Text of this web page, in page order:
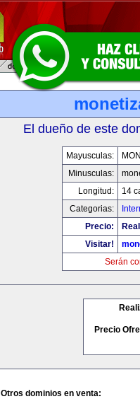
El dueño de este
Mayusculas:
Minusculas:
Longitud:
14
Categorias:
Precio:
Visitar!
Serán
Precio
Otros dominios en venta: